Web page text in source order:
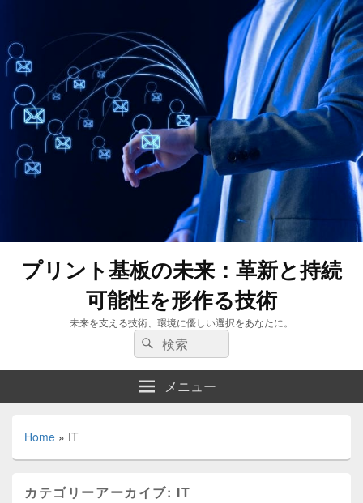
プリント基板の未来：革新と持続
可能性を形作る技術
未来を支える技術、環境に優しい選択をあなたに。
検
索:
検
索
メニュー
Home » IT
カテゴリーアーカイブ: IT